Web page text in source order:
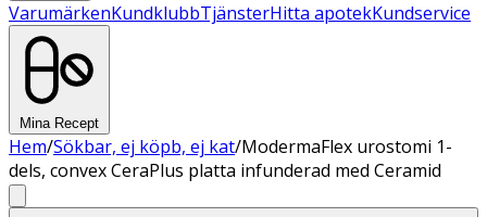
VarumärkenKundklubbTjänsterHitta apotekKundservice
Mina Recept
Hem/Sökbar, ej köpb, ej kat/ModermaFlex urostomi 1-
dels, convex CeraPlus platta infunderad med Ceramid